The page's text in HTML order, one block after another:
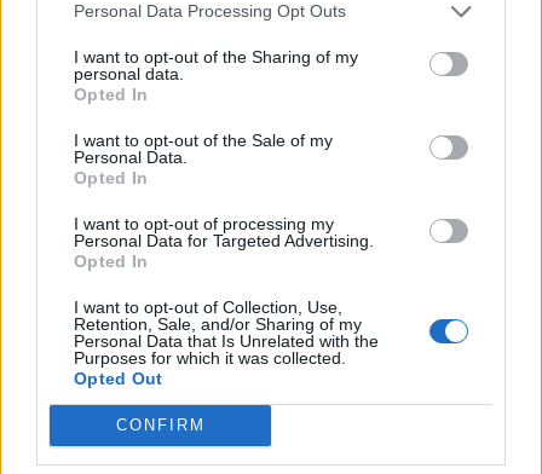
Personal Data Processing Opt Outs
I want to opt-out of the Sharing of my
personal data.
Opted In
I want to opt-out of the Sale of my
Personal Data.
Opted In
I want to opt-out of processing my
Personal Data for Targeted Advertising.
Opted In
I want to opt-out of Collection, Use,
Retention, Sale, and/or Sharing of my
Personal Data that Is Unrelated with the
Purposes for which it was collected.
Opted Out
CONFIRM
“Twente was toen niet haalbaar”: Weghorst blikt
terug op Ajax-keuze
De transferprioriteiten van Ajax worden steeds
duidelijker
Ajax begint voorbereiding met nederlaag: zo ziet
de route naar PEC eruit
Zo overtuigde PSV Sven Mijnans en bleef Ajax
met lege handen achter
verlaten